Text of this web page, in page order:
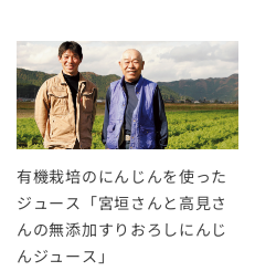
有機栽培のにんじんを使った
ジュース「宮垣さんと高見さ
んの無添加すりおろしにんじ
んジュース」